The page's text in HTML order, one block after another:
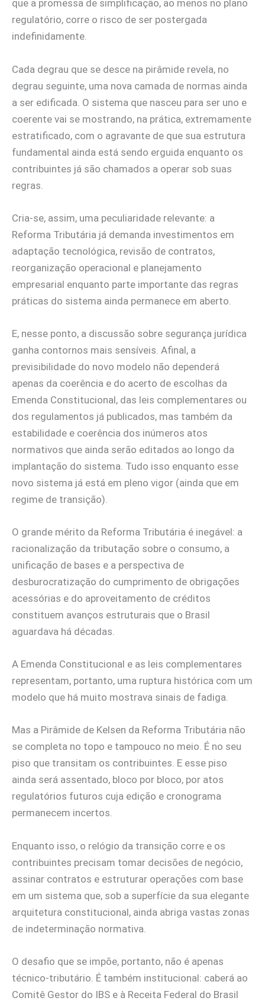
que a promessa de simplificação, ao menos no plano
regulatório, corre o risco de ser postergada
indefinidamente.
Cada degrau que se desce na pirâmide revela, no
degrau seguinte, uma nova camada de normas ainda
a ser edificada. O sistema que nasceu para ser uno e
coerente vai se mostrando, na prática, extremamente
estratificado, com o agravante de que sua estrutura
fundamental ainda está sendo erguida enquanto os
contribuintes já são chamados a operar sob suas
regras.
Cria-se, assim, uma peculiaridade relevante: a
Reforma Tributária já demanda investimentos em
adaptação tecnológica, revisão de contratos,
reorganização operacional e planejamento
empresarial enquanto parte importante das regras
práticas do sistema ainda permanece em aberto.
E, nesse ponto, a discussão sobre segurança jurídica
ganha contornos mais sensíveis. Afinal, a
previsibilidade do novo modelo não dependerá
apenas da coerência e do acerto de escolhas da
Emenda Constitucional, das leis complementares ou
dos regulamentos já publicados, mas também da
estabilidade e coerência dos inúmeros atos
normativos que ainda serão editados ao longo da
implantação do sistema. Tudo isso enquanto esse
novo sistema já está em pleno vigor (ainda que em
regime de transição).
O grande mérito da Reforma Tributária é inegável: a
racionalização da tributação sobre o consumo, a
unificação de bases e a perspectiva de
desburocratização do cumprimento de obrigações
acessórias e do aproveitamento de créditos
constituem avanços estruturais que o Brasil
aguardava há décadas.
A Emenda Constitucional e as leis complementares
representam, portanto, uma ruptura histórica com um
modelo que há muito mostrava sinais de fadiga.
Mas a Pirâmide de Kelsen da Reforma Tributária não
se completa no topo e tampouco no meio. É no seu
piso que transitam os contribuintes. E esse piso
ainda será assentado, bloco por bloco, por atos
regulatórios futuros cuja edição e cronograma
permanecem incertos.
Enquanto isso, o relógio da transição corre e os
contribuintes precisam tomar decisões de negócio,
assinar contratos e estruturar operações com base
em um sistema que, sob a superfície da sua elegante
arquitetura constitucional, ainda abriga vastas zonas
de indeterminação normativa.
O desafio que se impõe, portanto, não é apenas
técnico-tributário. É também institucional: caberá ao
Comitê Gestor do IBS e à Receita Federal do Brasil